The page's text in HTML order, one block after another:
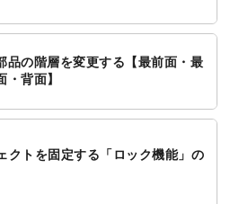
成からポスティング配布注文まで
1月始まりのカレンダーデザイン
トのチラシデザインテンプレート
デザインテンプレート
品の階層を変更する【最前面・最
・背面】
クトを固定する「ロック機能」の